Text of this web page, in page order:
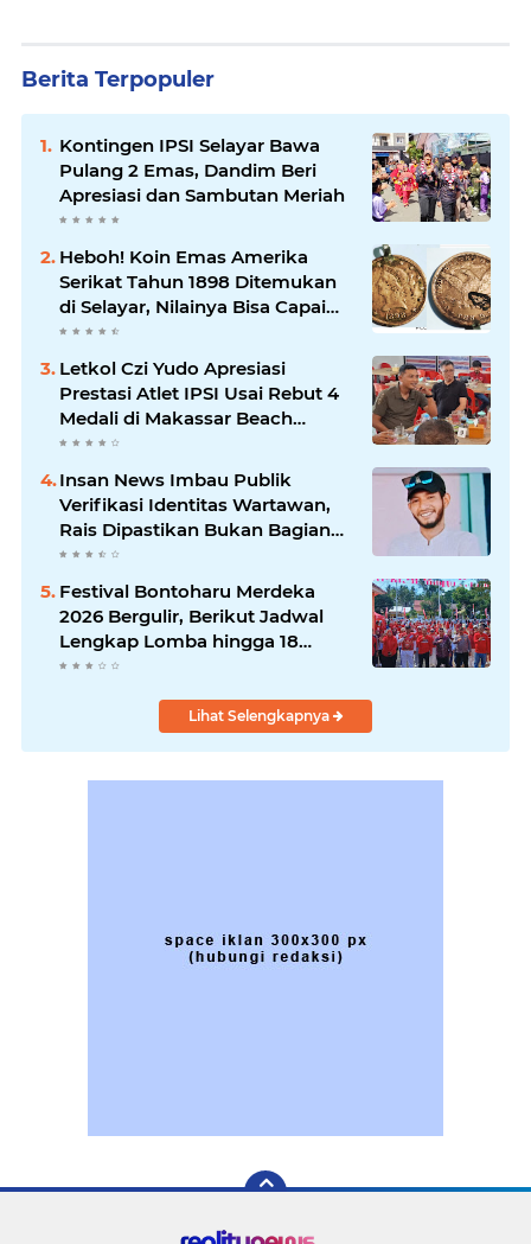
Berita Terpopuler
Kontingen IPSI Selayar Bawa
Pulang 2 Emas, Dandim Beri
Apresiasi dan Sambutan Meriah
Heboh! Koin Emas Amerika
Serikat Tahun 1898 Ditemukan
di Selayar, Nilainya Bisa Capai
Rp873 Juta
Letkol Czi Yudo Apresiasi
Prestasi Atlet IPSI Usai Rebut 4
Medali di Makassar Beach
Championship
Insan News Imbau Publik
Verifikasi Identitas Wartawan,
Rais Dipastikan Bukan Bagian
Redaksi
Festival Bontoharu Merdeka
2026 Bergulir, Berikut Jadwal
Lengkap Lomba hingga 18
Agustus
Lihat Selengkapnya